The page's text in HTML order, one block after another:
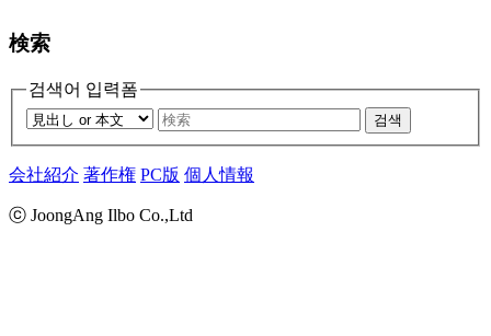
検索
검색어 입력폼
검색
会社紹介 著作権 PC版 個人情報
ⓒ JoongAng Ilbo Co.,Ltd